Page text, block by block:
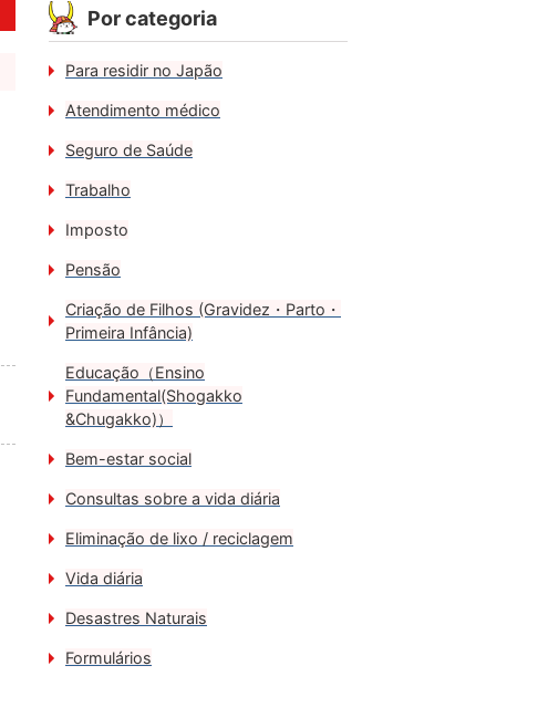
Por categoria
Para residir no Japão
Atendimento médico
Seguro de Saúde
Trabalho
Imposto
Pensão
Criação de Filhos (Gravidez・Parto・
Primeira Infância)
Educação（Ensino
Fundamental(Shogakko
&Chugakko)）
Bem-estar social
Consultas sobre a vida diária
Eliminação de lixo / reciclagem
Vida diária
Desastres Naturais
Formulários